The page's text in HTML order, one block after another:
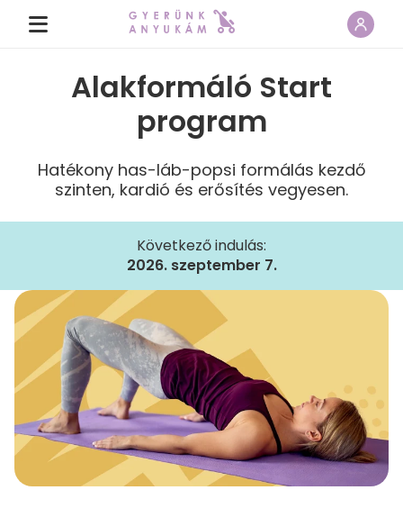
Alakformáló Start
program
Hatékony has-láb-popsi formálás kezdő
szinten, kardió és erősítés vegyesen.
Következő indulás:
2026. szeptember 7.